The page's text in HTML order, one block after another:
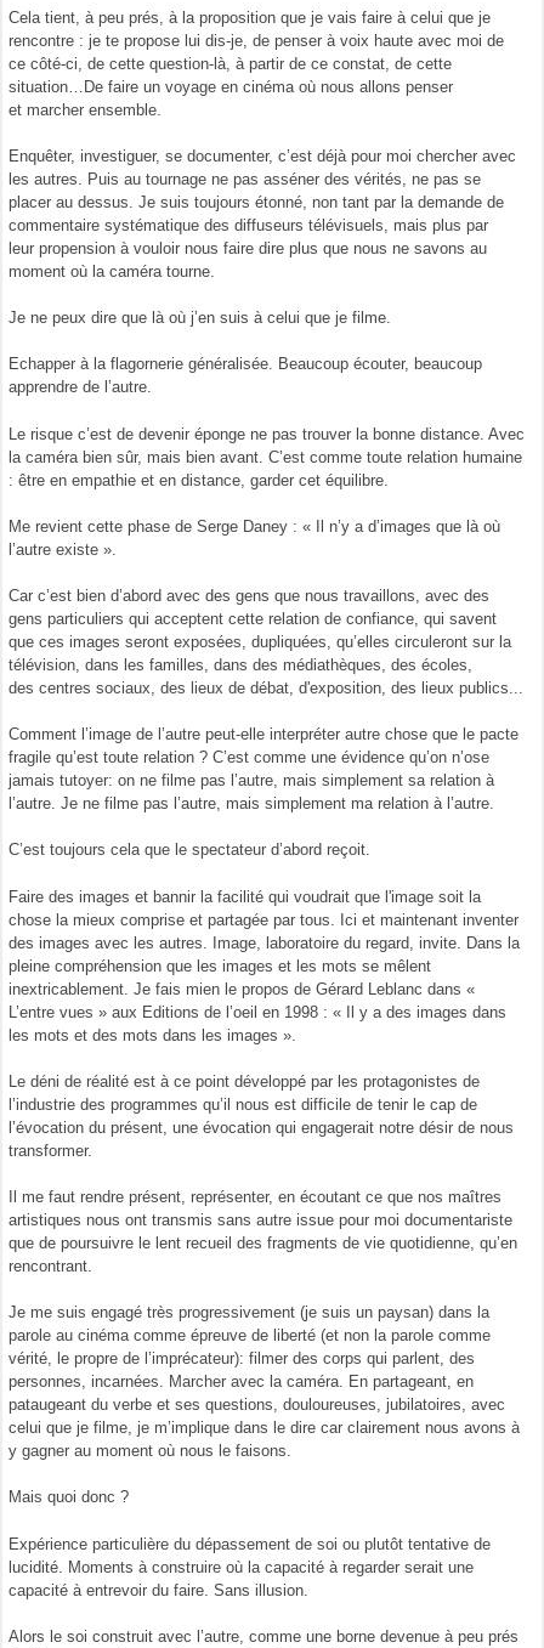
Cela tient, à peu prés, à la proposition que je vais faire à celui que je
rencontre : je te propose lui dis-je, de penser à voix haute avec moi de
ce côté-ci, de cette question-là, à partir de ce constat, de cette
situation…De faire un voyage en cinéma où nous allons penser
et marcher ensemble.
Enquêter, investiguer, se documenter, c’est déjà pour moi chercher avec
les autres. Puis au tournage ne pas asséner des vérités, ne pas se
placer au dessus. Je suis toujours étonné, non tant par la demande de
commentaire systématique des diffuseurs télévisuels, mais plus par
leur propension à vouloir nous faire dire plus que nous ne savons au
moment où la caméra tourne.
Je ne peux dire que là où j’en suis à celui que je filme.
Echapper à la flagornerie généralisée. Beaucoup écouter, beaucoup
apprendre de l’autre.
Le risque c’est de devenir éponge ne pas trouver la bonne distance. Avec
la caméra bien sûr, mais bien avant. C’est comme toute relation humaine
: être en empathie et en distance, garder cet équilibre.
Me revient cette phase de Serge Daney : « Il n’y a d’images que là où
l’autre existe ».
Car c’est bien d’abord avec des gens que nous travaillons, avec des
gens particuliers qui acceptent cette relation de confiance, qui savent
que ces images seront exposées, dupliquées, qu’elles circuleront sur la
télévision, dans les familles, dans des médiathèques, des écoles,
des centres sociaux, des lieux de débat, d'exposition, des lieux publics...
Comment l’image de l’autre peut-elle interpréter autre chose que le pacte
fragile qu’est toute relation ? C’est comme une évidence qu’on n’ose
jamais tutoyer: on ne filme pas l’autre, mais simplement sa relation à
l’autre. Je ne filme pas l’autre, mais simplement ma relation à l’autre.
C’est toujours cela que le spectateur d’abord reçoit.
Faire des images et bannir la facilité qui voudrait que l'image soit la
chose la mieux comprise et partagée par tous. Ici et maintenant inventer
des images avec les autres. Image, laboratoire du regard, invite. Dans la
pleine compréhension que les images et les mots se mêlent
inextricablement. Je fais mien le propos de Gérard Leblanc dans «
L’entre vues » aux Editions de l’oeil en 1998 : « Il y a des images dans
les mots et des mots dans les images ».
Le déni de réalité est à ce point développé par les protagonistes de
l’industrie des programmes qu’il nous est difficile de tenir le cap de
l’évocation du présent, une évocation qui engagerait notre désir de nous
transformer.
Il me faut rendre présent, représenter, en écoutant ce que nos maîtres
artistiques nous ont transmis sans autre issue pour moi documentariste
que de poursuivre le lent recueil des fragments de vie quotidienne, qu’en
rencontrant.
Je me suis engagé très progressivement (je suis un paysan) dans la
parole au cinéma comme épreuve de liberté (et non la parole comme
vérité, le propre de l’imprécateur): filmer des corps qui parlent, des
personnes, incarnées. Marcher avec la caméra. En partageant, en
pataugeant du verbe et ses questions, douloureuses, jubilatoires, avec
celui que je filme, je m’implique dans le dire car clairement nous avons à
y gagner au moment où nous le faisons.
Mais quoi donc ?
Expérience particulière du dépassement de soi ou plutôt tentative de
lucidité. Moments à construire où la capacité à regarder serait une
capacité à entrevoir du faire. Sans illusion.
Alors le soi construit avec l’autre, comme une borne devenue à peu prés